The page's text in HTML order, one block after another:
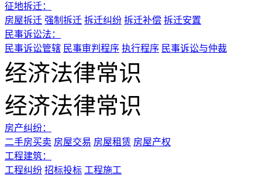
征地拆迁：
房屋拆迁 强制拆迁 拆迁纠纷 拆迁补偿 拆迁安置
民事诉讼法：
民事诉讼管辖 民事审判程序 执行程序 民事诉讼与仲裁
经济法律常识
经济法律常识
房产纠纷：
二手房买卖 房屋交易 房屋租赁 房屋产权
工程建筑：
工程纠纷 招标投标 工程施工